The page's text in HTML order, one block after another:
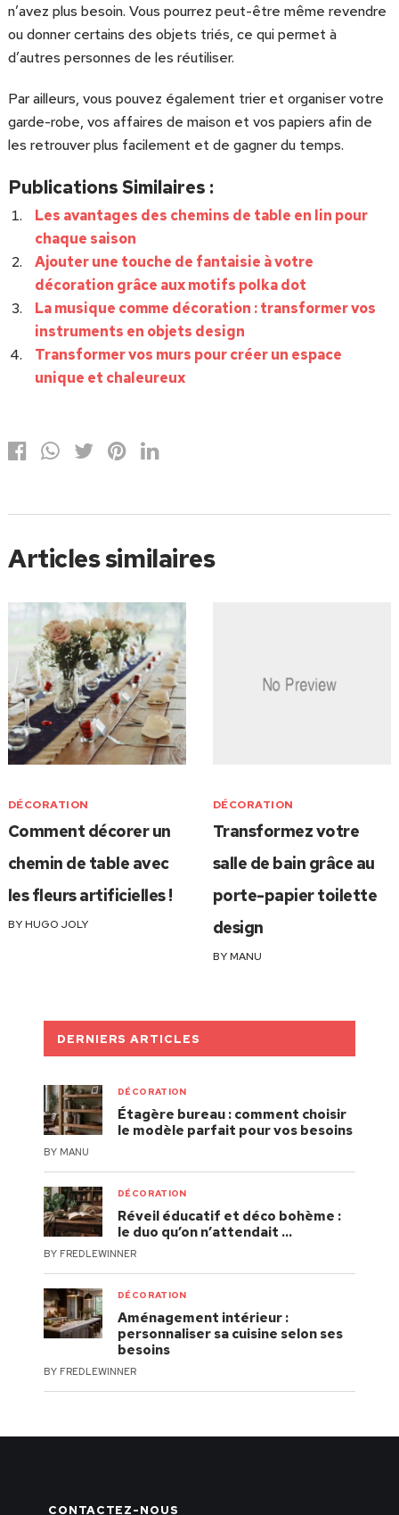
n’avez plus besoin. Vous pourrez peut-être même revendre
ou donner certains des objets triés, ce qui permet à
d’autres personnes de les réutiliser.
Par ailleurs, vous pouvez également trier et organiser votre
garde-robe, vos affaires de maison et vos papiers afin de
les retrouver plus facilement et de gagner du temps.
Publications Similaires :
Les avantages des chemins de table en lin pour
chaque saison
Ajouter une touche de fantaisie à votre
décoration grâce aux motifs polka dot
La musique comme décoration : transformer vos
instruments en objets design
Transformer vos murs pour créer un espace
unique et chaleureux
Articles similaires
DÉCORATION
Comment décorer un
chemin de table avec
les fleurs artificielles !
BYHUGO JOLY
DÉCORATION
Transformez votre
salle de bain grâce au
porte-papier toilette
design
BYMANU
DERNIERS ARTICLES
DÉCORATION
Étagère bureau : comment choisir
le modèle parfait pour vos besoins
BY MANU
DÉCORATION
Réveil éducatif et déco bohème :
le duo qu’on n’attendait …
BY FREDLEWINNER
DÉCORATION
Aménagement intérieur :
personnaliser sa cuisine selon ses
besoins
BY FREDLEWINNER
CONTACTEZ-NOUS